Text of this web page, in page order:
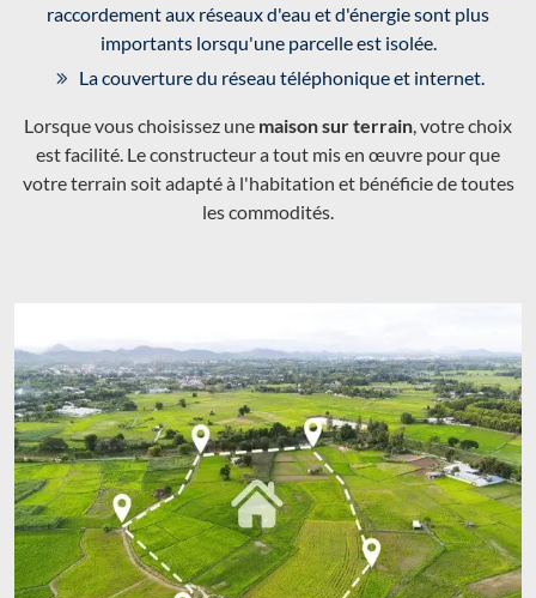
raccordement aux réseaux d'eau et d'énergie sont plus
importants lorsqu'une parcelle est isolée.
La couverture du réseau téléphonique et internet.
Lorsque vous choisissez une maison sur terrain , votre choix
est facilité. Le constructeur a tout mis en œuvre pour que
votre terrain soit adapté à l'habitation et bénéficie de toutes
les commodités.